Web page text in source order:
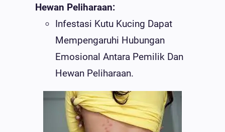
Hewan Peliharaan:
Infestasi Kutu Kucing Dapat
Mempengaruhi Hubungan
Emosional Antara Pemilik Dan
Hewan Peliharaan.